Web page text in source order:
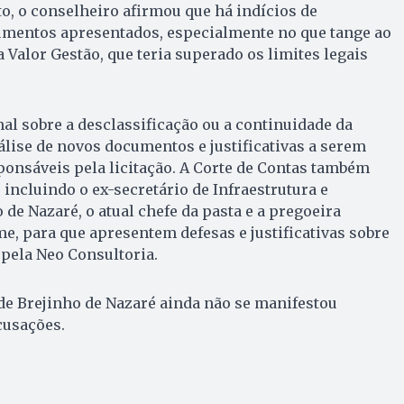
o conselheiro afirmou que há indícios de
apresentados, especialmente no que tange ao
Valor Gestão, que teria superado os limites legais
sobre a desclassificação ou a continuidade da
de novos documentos e justificativas a serem
pela licitação. A Corte de Contas também
o ex-secretário de Infraestrutura e
Nazaré, o atual chefe da pasta e a pregoeira
para que apresentem defesas e justificativas sobre
Neo Consultoria.
Brejinho de Nazaré ainda não se manifestou